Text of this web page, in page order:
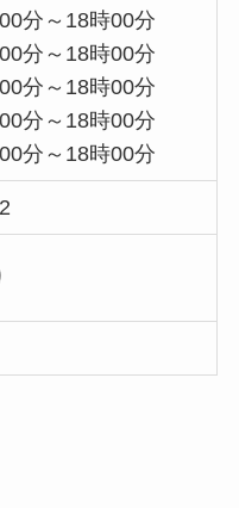
分～18時00分
分～18時00分
分～18時00分
分～18時00分
分～18時00分